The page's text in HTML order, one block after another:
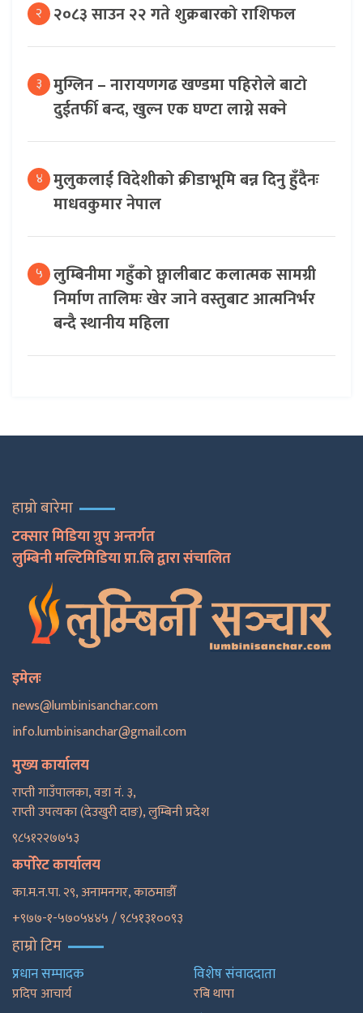
२ २०८३ साउन २२ गते शुक्रबारको राशिफल
३ मुग्लिन – नारायणगढ खण्डमा पहिरोले बाटो
दुईतर्फी बन्द, खुल्न एक घण्टा लाग्ने सक्ने
४ मुलुकलाई विदेशीको क्रीडाभूमि बन्न दिनु हुँदैनः
माधवकुमार नेपाल
५ लुम्बिनीमा गहुँको छ्वालीबाट कलात्मक सामग्री
निर्माण तालिमः खेर जाने वस्तुबाट आत्मनिर्भर
बन्दै स्थानीय महिला
हाम्रो बारेमा
टक्सार मिडिया ग्रुप अन्तर्गत
लुम्बिनी मल्टिमिडिया प्रा.लि द्वारा संचालित
इमेलः
news@lumbinisanchar.com
info.lumbinisanchar@gmail.com
मुख्य कार्यालय
राप्ती गाउँपालका, वडा नं. ३,
राप्ती उपत्यका (देउखुरी दाङ), लुम्बिनी प्रदेश
९८५१२२७७५३
कर्पोरेट कार्यालय
का.म.न.पा. २९, अनामनगर, काठमाडाैँ
+९७७-१-५७०५४४५ / ९८५१३१००९३
हाम्रो टिम
प्रधान सम्पादक
प्रदिप आचार्य
विशेष संवाददाता
रबि थापा